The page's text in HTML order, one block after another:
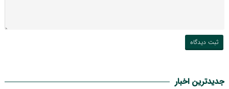
جدیدترین اخبار